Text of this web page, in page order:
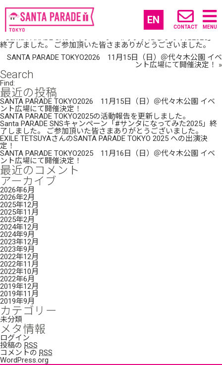
EN
CONTACT MENU
SANTA PARADE TOKYO2025の活動報告を更
新しました。
27 2月, 2026 (10:29) |未分類| By: tgsr_admin
Santa PARADE SNSキャンペーン「#サンタになってみた2025」
終了しました。 ご参加頂いた皆さまありがとうございました。
SANTA PARADE TOKYO2026 11月15日（日）＠代々木公園 イベ
ント広場にて開催決定！
»
Search
Find:
最近の投稿
SANTA PARADE TOKYO2026 11月15日（日）＠代々木公園 イベ
ント広場にて開催決定！
SANTA PARADE TOKYO2025の活動報告を更新しました。
Santa PARADE SNSキャンペーン「#サンタになってみた2025」終
了しました。 ご参加頂いた皆さまありがとうございました。
EXILE TETSUYAさんのSANTA PARADE TOKYO 2025 への出演決
定！
SANTA PARADE TOKYO2025 11月16日（日）＠代々木公園 イベ
ント広場にて開催決定！
最近のコメント
アーカイブ
2026年6月
2026年2月
2025年12月
2025年11月
2025年2月
2024年12月
2024年9月
2023年12月
2023年9月
2022年12月
2022年11月
2022年10月
2022年6月
2019年12月
2019年11月
2019年9月
カテゴリー
未分類
メタ情報
ログイン
投稿の RSS
コメントの RSS
WordPress.org